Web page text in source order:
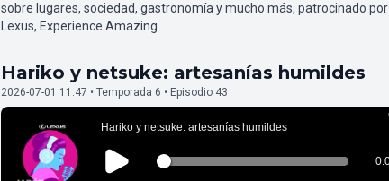
sobre lugares, sociedad, gastronomía y mucho más, patrocinado por
Lexus, Experience Amazing.
Hariko y netsuke: artesanías humildes
2026-07-01 11:47 • Temporada 6 • Episodio 43